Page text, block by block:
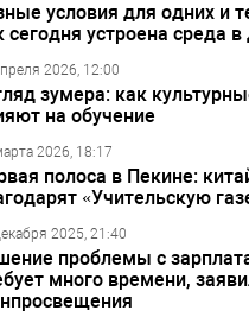
условия для одних и
сегодня устроена среда в
2026, 12:00
зумера: как
на обучение
2026, 18:17
полоса в Пекине:
«Учительскую
2025, 21:40
проблемы с
много времени,